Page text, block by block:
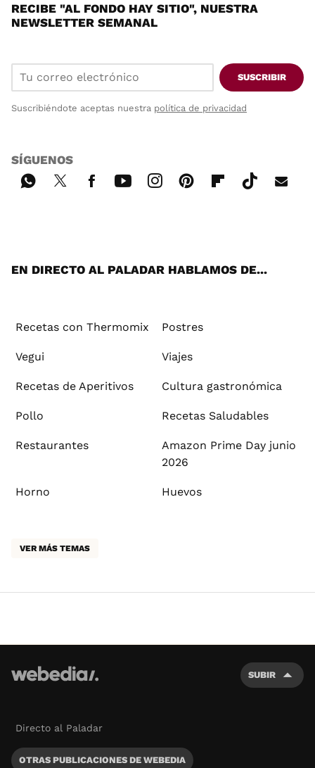
RECIBE "AL FONDO HAY SITIO", NUESTRA
NEWSLETTER SEMANAL
SUSCRIBIR
Suscribiéndote aceptas nuestra política de privacidad
SÍGUENOS
EN DIRECTO AL PALADAR HABLAMOS DE...
Recetas con Thermomix Postres
Vegui Viajes
Recetas de Aperitivos Cultura gastronómica
Pollo Recetas Saludables
Restaurantes
Amazon Prime Day junio
2026
Horno Huevos
VER MÁS TEMAS
SUBIR
Directo al Paladar
OTRAS PUBLICACIONES DE WEBEDIA